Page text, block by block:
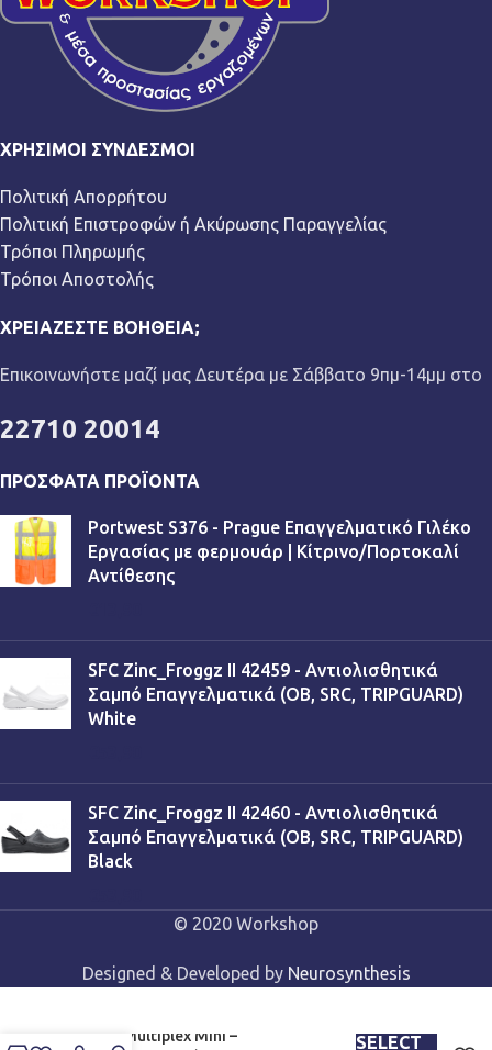
ΧΡΉΣΙΜΟΙ ΣΎΝΔΕΣΜΟΙ
Πολιτική Απορρήτου
Πολιτική Επιστροφών ή Ακύρωσης Παραγγελίας
Τρόποι Πληρωμής
Τρόποι Αποστολής
ΧΡΕΙΆΖΕΣΤΕ ΒΟΉΘΕΙΑ;
Επικοινωνήστε μαζί μας Δευτέρα με Σάββατο 9πμ-14μμ στο
22710 20014
ΠΡΌΣΦΑΤΑ ΠΡΟΪΌΝΤΑ
Portwest S376 - Prague Επαγγελματικό Γιλέκο
Εργασίας με φερμουάρ | Κίτρινο/Πορτοκαλί
Αντίθεσης
SFC Zinc_Froggz II 42459 - Αντιολισθητικά
Σαμπό Επαγγελματικά (OB, SRC, TRIPGUARD)
White
SFC Zinc_Froggz II 42460 - Αντιολισθητικά
Σαμπό Επαγγελματικά (OB, SRC, TRIPGUARD)
Black
© 2020 Workshop
Designed & Developed by Neurosynthesis
Galaxy Multiplex Mini –
SELECT